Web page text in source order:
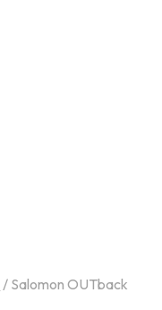
/ Salomon OUTback